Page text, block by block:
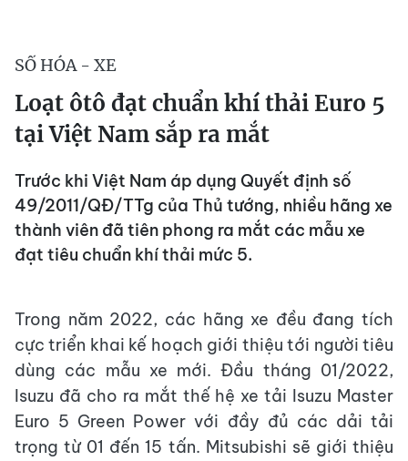
SỐ HÓA - XE
Loạt ôtô đạt chuẩn khí thải Euro 5
tại Việt Nam sắp ra mắt
Trước khi Việt Nam áp dụng Quyết định số
49/2011/QĐ/TTg của Thủ tướng, nhiều hãng xe
thành viên đã tiên phong ra mắt các mẫu xe
đạt tiêu chuẩn khí thải mức 5.
Trong năm 2022, các hãng xe đều đang tích
cực triển khai kế hoạch giới thiệu tới người tiêu
dùng các mẫu xe mới. Đầu tháng 01/2022,
Isuzu đã cho ra mắt thế hệ xe tải Isuzu Master
Euro 5 Green Power với đầy đủ các dải tải
trọng từ 01 đến 15 tấn. Mitsubishi sẽ giới thiệu